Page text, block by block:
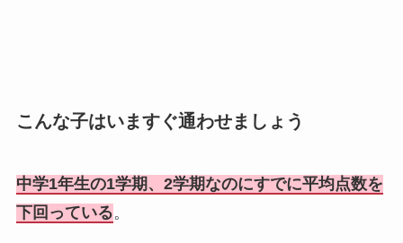
こんな子はいますぐ通わせましょう
中学1年生の1学期、2学期なのにすでに平均点数を
下回っている。